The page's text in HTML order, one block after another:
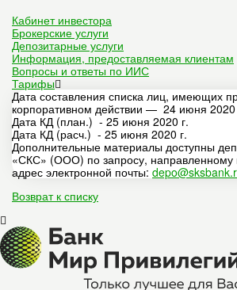
Кабинет инвестора
Брокерские услуги
Депозитарные услуги
Информация, предоставляемая клиентам
Вопросы и ответы по ИИС
Тарифы
Дата составления списка лиц, имеющих
корпоративном действии — 24 июня 2020
Дата КД (план.) - 25 июня 2020 г.
Дата КД (расч.) - 25 июня 2020 г.
Дополнительные материалы доступны
«СКС» (ООО) по запросу,
адрес электронной почты:
Возврат к списку